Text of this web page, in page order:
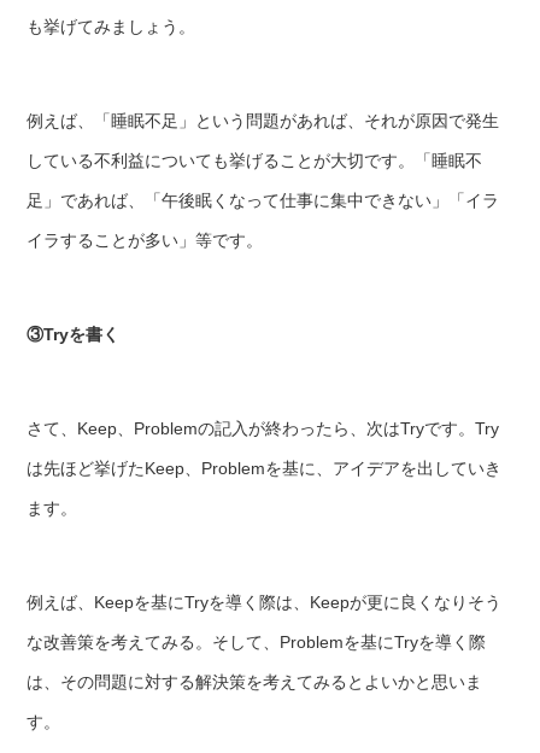
も挙げてみましょう。
例えば、「睡眠不足」という問題があれば、それが原因で発生
している不利益についても挙げることが大切です。「睡眠不
足」であれば、「午後眠くなって仕事に集中できない」「イラ
イラすることが多い」等です。
③Tryを書く
さて、Keep、Problemの記入が終わったら、次はTryです。Try
は先ほど挙げたKeep、Problemを基に、アイデアを出していき
ます。
例えば、Keepを基にTryを導く際は、Keepが更に良くなりそう
な改善策を考えてみる。そして、Problemを基にTryを導く際
は、その問題に対する解決策を考えてみるとよいかと思いま
す。